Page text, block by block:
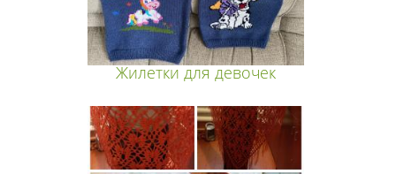
Жилетки для девочек